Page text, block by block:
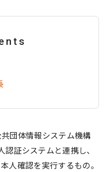
団体情報システム機構
認証システムと連携し、
人確認を実行するもの。